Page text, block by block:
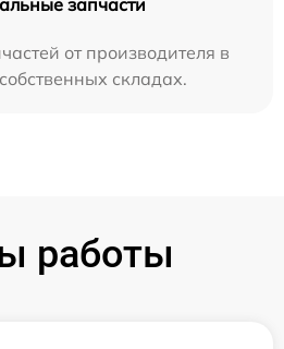
от производителя в
складах.
работы